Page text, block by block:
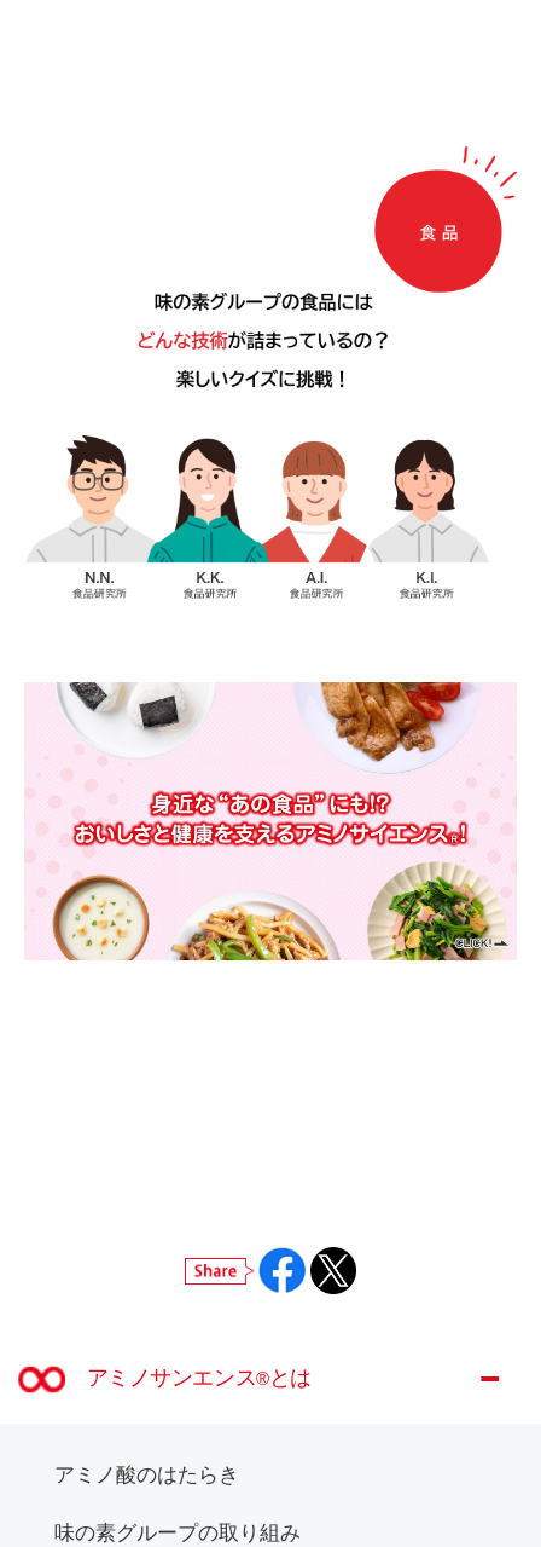
アミノサンエンス®とは
アミノ酸のはたらき
味の素グループの取り組み